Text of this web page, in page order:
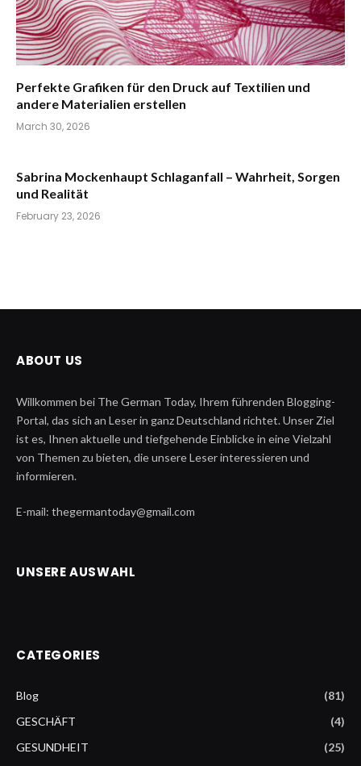
Perfekte Grafiken für den Druck auf Textilien und
andere Materialien erstellen
March 30, 2026
Sabrina Mockenhaupt Schlaganfall – Wahrheit, Sorgen
und Realität
February 23, 2026
ABOUT US
Willkommen bei The German Today, Ihrem führenden Blogging-
Portal, das sich an Leser in ganz Deutschland richtet. Unser Ziel
ist es, Ihnen aktuelle und tiefgehende Einblicke in eine Vielzahl
von Themen zu bieten, die unsere Leser interessieren und
informieren.
E-mail: thegermantoday@gmail.com
UNSERE AUSWAHL
CATEGORIES
Blog
(81)
GESCHÄFT
(4)
GESUNDHEIT
(25)